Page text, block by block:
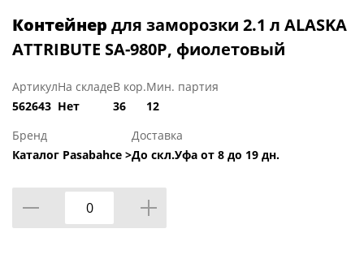
Контейнер для заморозки 2.1 л ALASKA
ATTRIBUTE SA-980P, фиолетовый
Артикул
562643
На складе
Нет
В кор.
36
Мин. партия
12
Бренд
Каталог Pasabahce >
Доставка
До скл.Уфа от 8 до 19 дн.